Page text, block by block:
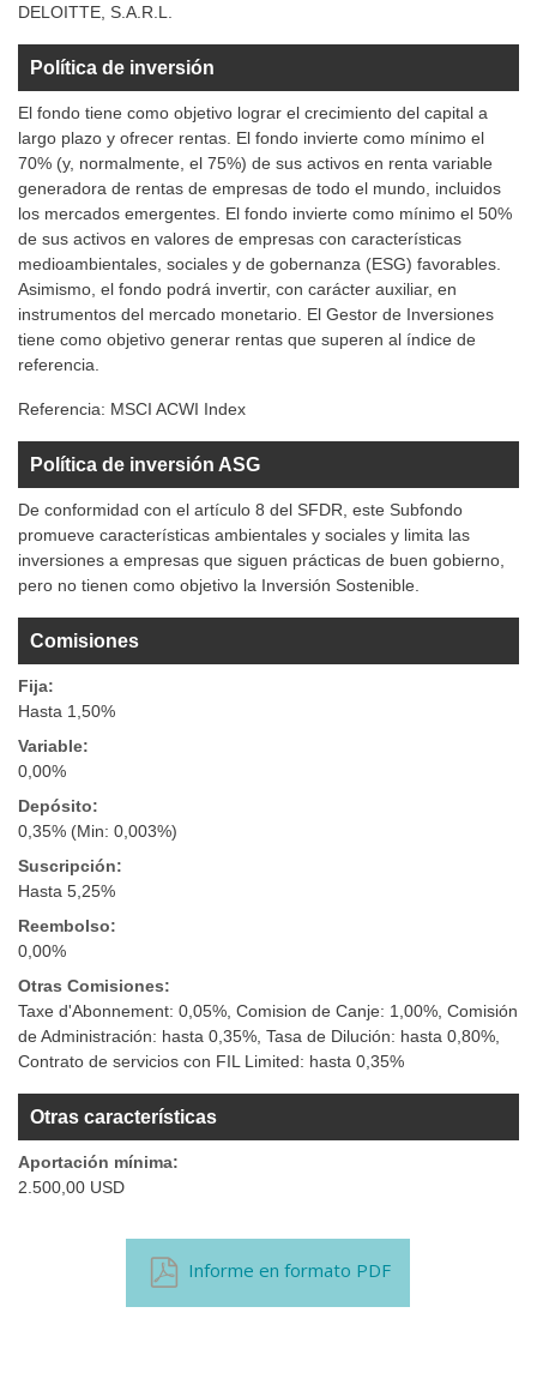
DELOITTE, S.A.R.L.
Política de inversión
El fondo tiene como objetivo lograr el crecimiento del capital a
largo plazo y ofrecer rentas. El fondo invierte como mínimo el
70% (y, normalmente, el 75%) de sus activos en renta variable
generadora de rentas de empresas de todo el mundo, incluidos
los mercados emergentes. El fondo invierte como mínimo el 50%
de sus activos en valores de empresas con características
medioambientales, sociales y de gobernanza (ESG) favorables.
Asimismo, el fondo podrá invertir, con carácter auxiliar, en
instrumentos del mercado monetario. El Gestor de Inversiones
tiene como objetivo generar rentas que superen al índice de
referencia.
Referencia: MSCI ACWI Index
Política de inversión ASG
De conformidad con el artículo 8 del SFDR, este Subfondo
promueve características ambientales y sociales y limita las
inversiones a empresas que siguen prácticas de buen gobierno,
pero no tienen como objetivo la Inversión Sostenible.
Comisiones
Fija:
Hasta 1,50%
Variable:
0,00%
Depósito:
0,35% (Min: 0,003%)
Suscripción:
Hasta 5,25%
Reembolso:
0,00%
Otras Comisiones:
Taxe d'Abonnement: 0,05%, Comision de Canje: 1,00%, Comisión
de Administración: hasta 0,35%, Tasa de Dilución: hasta 0,80%,
Contrato de servicios con FIL Limited: hasta 0,35%
Otras características
Aportación mínima:
2.500,00 USD
Informe en formato PDF